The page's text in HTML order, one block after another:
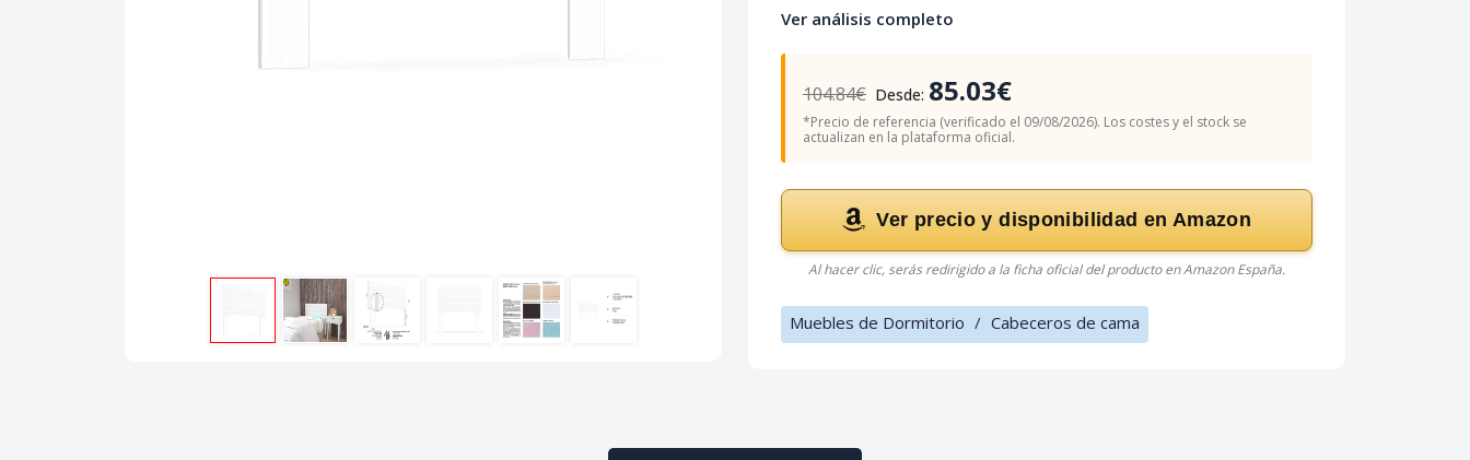
Ver análisis completo
104.84€ Desde: 85.03€
*Precio de referencia (verificado el 09/08/2026). Los costes y el stock se
actualizan en la plataforma oficial.
Ver precio y disponibilidad en Amazon
Al hacer clic, serás redirigido a la ficha oficial del producto en Amazon España.
Muebles de Dormitorio / Cabeceros de cama